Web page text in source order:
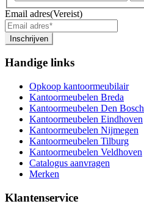
Email adres(Vereist)
Inschrijven
Handige links
Opkoop kantoormeubilair
Kantoormeubelen Breda
Kantoormeubelen Den Bosch
Kantoormeubelen Eindhoven
Kantoormeubelen Nijmegen
Kantoormeubelen Tilburg
Kantoormeubelen Veldhoven
Catalogus aanvragen
Merken
Klantenservice